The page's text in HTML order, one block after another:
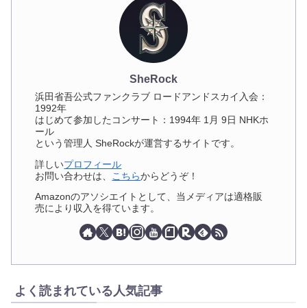
SheRock
浜田省吾公式ファンクラブ ロードアンドスカイ入会：
1992年
はじめて参加したコンサート：1994年 1月 9日 NHKホ
ール
という管理人 SheRockが運営するサイトです。
詳しいプロフィール
お問い合わせは、
こちらからどうぞ！
Amazonのアソシエイトとして、当メディアは適格販
売により収入を得ています。
よく読まれている人気記事